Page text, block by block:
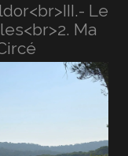
Le
Ma